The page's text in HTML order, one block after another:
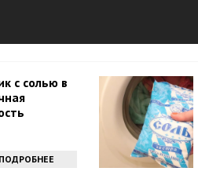
с солью в
ПОДРОБНЕЕ